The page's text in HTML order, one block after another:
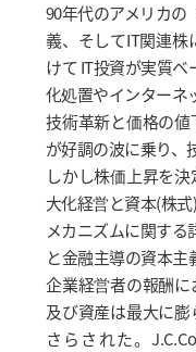
90年代のアメリカの
義、そしてIT関連株
けて IT投資が実質
化処置やインターネ
技術革新と価格の
が好調の波に乗り、
しかし株価上昇を
大化経営と資本(株
メカニズムに関す
と金融主導の資本主
企業経営者の報酬
及び資産は最大に
さらされた。